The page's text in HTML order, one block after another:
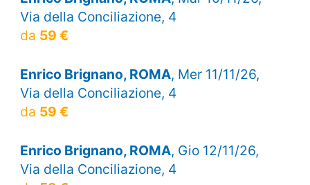
Via della Conciliazione, 4
da 59 €
Enrico Brignano, ROMA, Mer 11/11/26,
Via della Conciliazione, 4
da 59 €
Enrico Brignano, ROMA, Gio 12/11/26,
Via della Conciliazione, 4